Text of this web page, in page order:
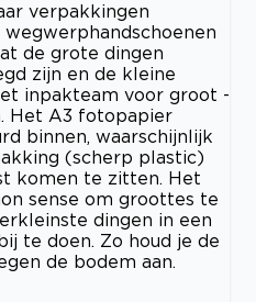
verpakkingen
de grote dingen
zijn en de kleine
inpakteam voor groot -
Het A3 fotopapier
binnen, waarschijnlijk
(scherp plastic)
komen te zitten. Het
sense om groottes te
dingen in een
te doen. Zo houd je de
de bodem aan.